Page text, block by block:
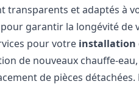
et adaptés à
garantir la longévité de
pour votre installation
de nouveaux chauffe-
de pièces